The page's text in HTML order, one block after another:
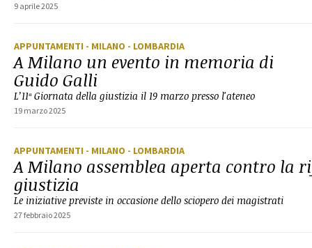
9 aprile 2025
APPUNTAMENTI - MILANO - LOMBARDIA
A Milano un evento in memoria di
Guido Galli
L’11ª Giornata della giustizia il 19 marzo presso l'ateneo
19 marzo 2025
APPUNTAMENTI - MILANO - LOMBARDIA
A Milano assemblea aperta contro la
giustizia
Le iniziative previste in occasione dello sciopero dei magistrati
27 febbraio 2025